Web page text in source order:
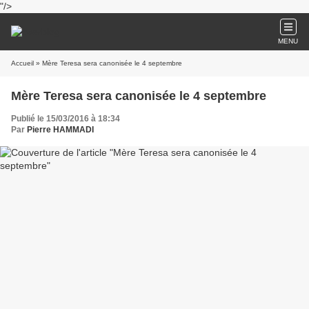
"/>
MENU
Accueil » Mère Teresa sera canonisée le 4 septembre
Mère Teresa sera canonisée le 4 septembre
Publié le 15/03/2016 à 18:34
Par Pierre HAMMADI